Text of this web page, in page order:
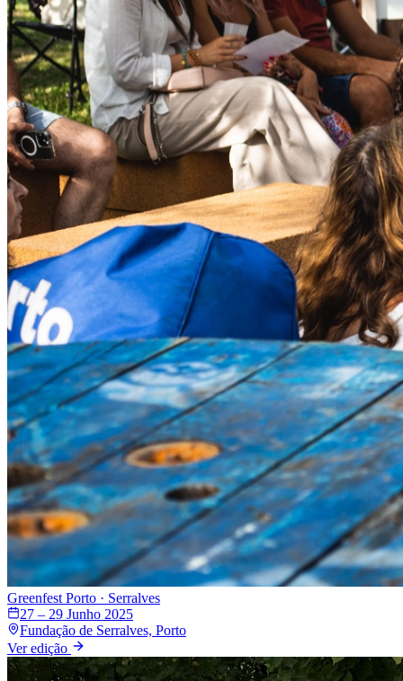
Greenfest Porto · Serralves
27 – 29 Junho 2025
Fundação de Serralves, Porto
Ver edição